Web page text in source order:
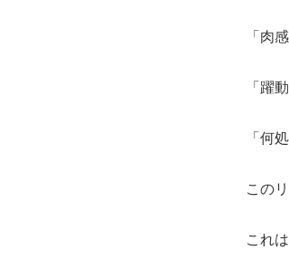
「肉
「躍
「何
この
これ